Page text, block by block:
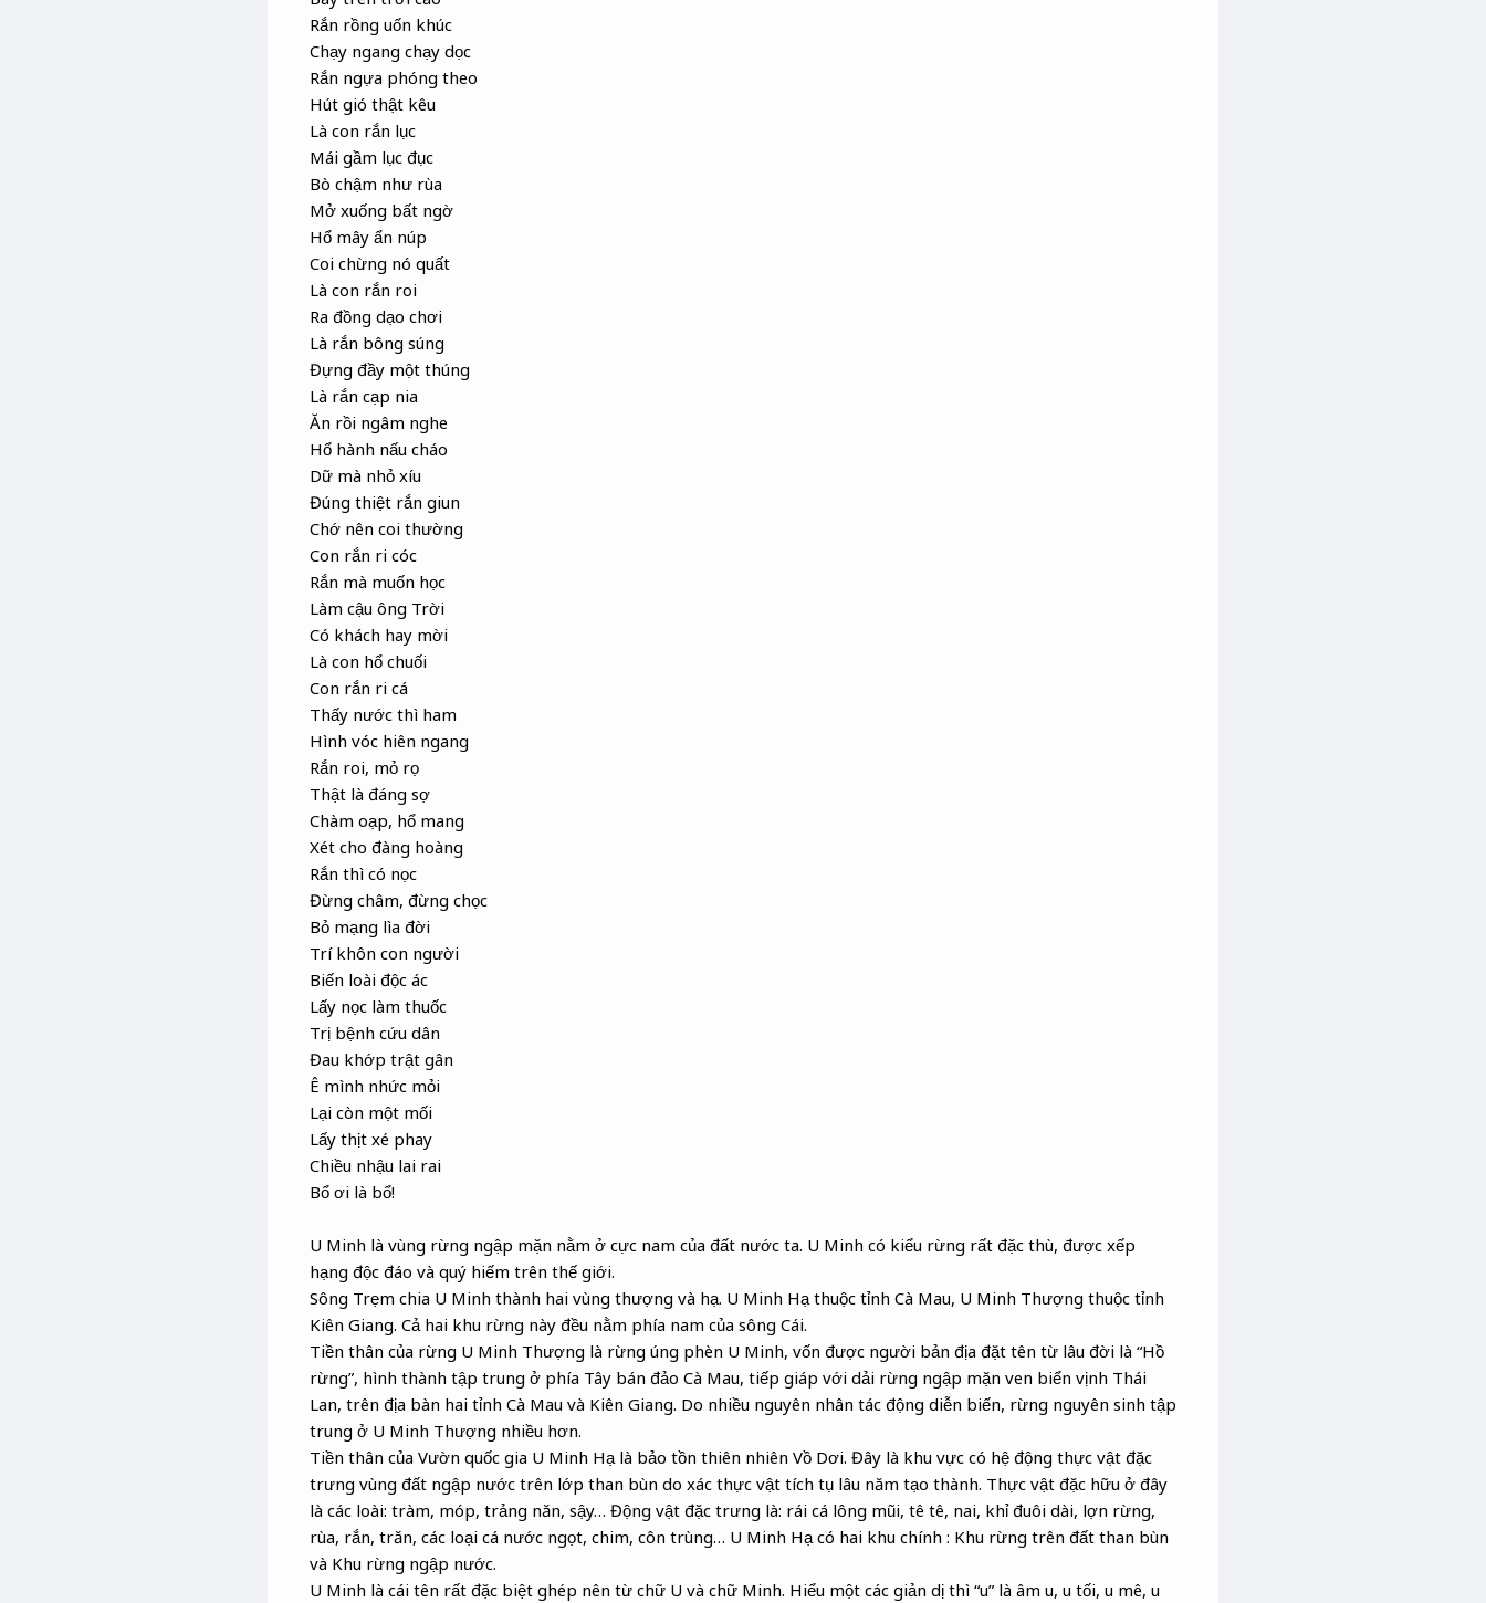
Rắn rồng uốn khúc
Chạy ngang chạy dọc
Rắn ngựa phóng theo
Hút gió thật kêu
Là con rắn lục
Mái gầm lục đục
Bò chậm như rùa
Mở xuống bất ngờ
Hổ mây ẩn núp
Coi chừng nó quất
Là con rắn roi
Ra đồng dạo chơi
Là rắn bông súng
Đựng đầy một thúng
Là rắn cạp nia
Ăn rồi ngâm nghe
Hổ hành nấu cháo
Dữ mà nhỏ xíu
Đúng thiệt rắn giun
Chớ nên coi thường
Con rắn ri cóc
Rắn mà muốn học
Làm cậu ông Trời
Có khách hay mời
Là con hổ chuối
Con rắn ri cá
Thấy nước thì ham
Hình vóc hiên ngang
Rắn roi, mỏ rọ
Thật là đáng sợ
Chàm oạp, hổ mang
Xét cho đàng hoàng
Rắn thì có nọc
Đừng châm, đừng chọc
Bỏ mạng lìa đời
Trí khôn con người
Biến loài độc ác
Lấy nọc làm thuốc
Trị bệnh cứu dân
Đau khớp trật gân
Ê mình nhức mỏi
Lại còn một mối
Lấy thịt xé phay
Chiều nhậu lai rai
Bổ ơi là bổ!
U Minh là vùng rừng ngập mặn nằm ở cực nam của đất nước ta. U Minh có kiểu rừng rất đặc thù, được xếp
hạng độc đáo và quý hiếm trên thế giới.
Sông Trẹm chia U Minh thành hai vùng thượng và hạ. U Minh Hạ thuộc tỉnh Cà Mau, U Minh Thượng thuộc tỉnh
Kiên Giang. Cả hai khu rừng này đều nằm phía nam của sông Cái.
Tiền thân của rừng U Minh Thượng là rừng úng phèn U Minh, vốn được người bản địa đặt tên từ lâu đời là “Hồ
rừng”, hình thành tập trung ở phía Tây bán đảo Cà Mau, tiếp giáp với dải rừng ngập mặn ven biển vịnh Thái
Lan, trên địa bàn hai tỉnh Cà Mau và Kiên Giang. Do nhiều nguyên nhân tác động diễn biến, rừng nguyên sinh tập
trung ở U Minh Thượng nhiều hơn.
Tiền thân của Vườn quốc gia U Minh Hạ là bảo tồn thiên nhiên Vồ Dơi. Đây là khu vực có hệ động thực vật đặc
trưng vùng đất ngập nước trên lớp than bùn do xác thực vật tích tụ lâu năm tạo thành. Thực vật đặc hữu ở đây
là các loài: tràm, móp, trảng năn, sậy… Động vật đặc trưng là: rái cá lông mũi, tê tê, nai, khỉ đuôi dài, lợn rừng,
rùa, rắn, trăn, các loại cá nước ngọt, chim, côn trùng… U Minh Hạ có hai khu chính : Khu rừng trên đất than bùn
và Khu rừng ngập nước.
U Minh là cái tên rất đặc biệt ghép nên từ chữ U và chữ Minh. Hiểu một các giản dị thì “u” là âm u, u tối, u mê, u